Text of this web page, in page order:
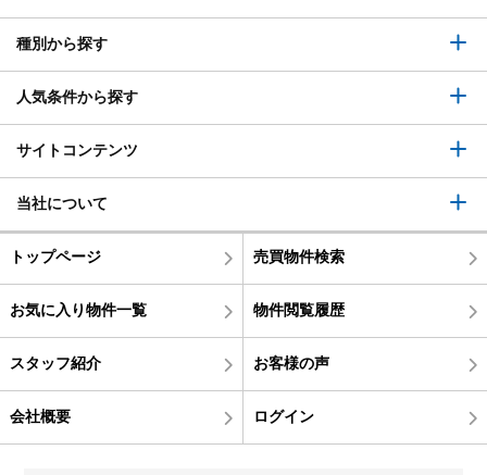
種別から探す
人気条件から探す
サイトコンテンツ
当社について
トップページ 売買物件検索
お気に入り物件一覧 物件閲覧履歴
スタッフ紹介 お客様の声
会社概要 ログイン